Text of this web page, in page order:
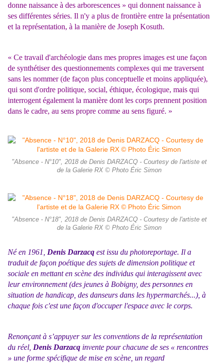
donne naissance à des arborescences » qui donnent naissance à
ses différentes séries. Il n'y a plus de frontière entre la présentation
et la représentation, à la manière de Joseph Kosuth.
« Ce travail d'archéologie dans mes propres images est une façon
de synthétiser des questionnements complexes qui me traversent
sans les nommer (de façon plus conceptuelle et moins appliquée),
qui sont d'ordre politique, social, éthique, écologique, mais qui
interrogent également la manière dont les corps prennent position
dans le cadre, au sens propre comme au sens figuré. »
"Absence - N°10", 2018 de Denis DARZACQ - Courtesy de l'artiste et
de la Galerie RX © Photo Éric Simon
"Absence - N°18", 2018 de Denis DARZACQ - Courtesy de l'artiste et
de la Galerie RX © Photo Éric Simon
Né en 1961, Denis Darzacq est issu du photoreportage. Il a
traduit de façon poétique des sujets de dimension politique et
sociale en mettant en scène des individus qui interagissent avec
leur environnement (des jeunes à Bobigny, des personnes en
situation de handicap, des danseurs dans les hypermarchés...), à
chaque fois c'est une façon d'occuper l'espace avec le corps.
Renonçant à s’appuyer sur les conventions de la représentation
du réel, Denis Darzacq invente pour chacune de ses « rencontres
» une forme spécifique de mise en scène, un regard